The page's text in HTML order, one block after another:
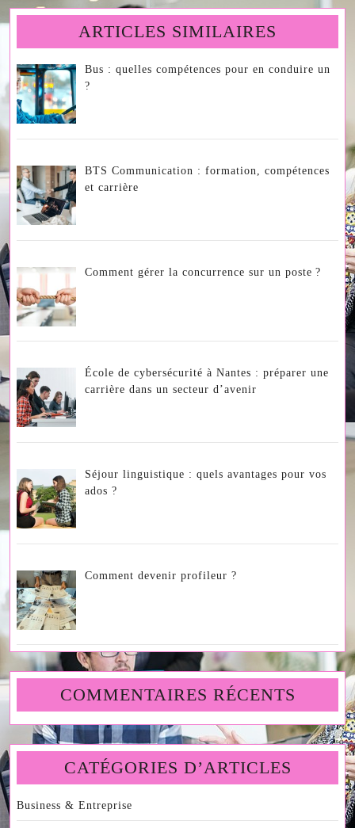
ARTICLES SIMILAIRES
Bus : quelles compétences pour en conduire un
?
BTS Communication : formation, compétences
et carrière
Comment gérer la concurrence sur un poste ?
École de cybersécurité à Nantes : préparer une
carrière dans un secteur d’avenir
Séjour linguistique : quels avantages pour vos
ados ?
Comment devenir profileur ?
COMMENTAIRES RÉCENTS
CATÉGORIES D’ARTICLES
Business & Entreprise